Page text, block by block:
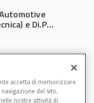
e Di.Pa.
accetta di memorizzare
del sito,
nostre attività di